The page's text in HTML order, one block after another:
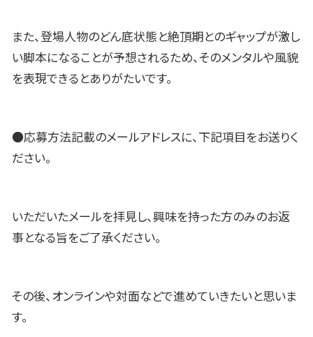
また、登場人物のどん底状態と絶頂期とのギャップが激し
い脚本になることが予想されるため、そのメンタルや風貌
を表現できるとありがたいです。
●応募方法記載のメールアドレスに、下記項目をお送りく
ださい。
いただいたメールを拝見し、興味を持った方のみのお返
事となる旨をご了承ください。
その後、オンラインや対面などで進めていきたいと思いま
す。